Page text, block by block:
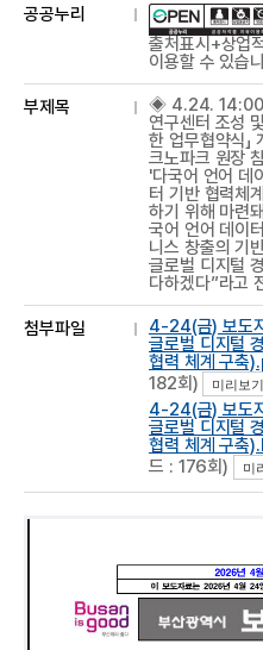
공공누리
출처표시+상업
이용할 수 있습
부제목
◈ 4.24. 14:00
연구센터 조성
한 업무협약식
크노파크 원장
'다국어 언어 데
터 기반 협력체
하기 위해 마련
국어 언어 데이
니스 창출의 기
글로벌 디지털
다하겠다”라고
첨부파일
4-24(금) 보도
글로벌 디지털
협력 체계 구축
182회)
미리보기
4-24(금) 보도
글로벌 디지털
협력 체계 구축
드 : 176회)
미